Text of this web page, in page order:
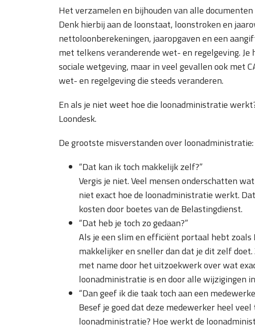
Het verzamelen en bijhouden van alle
Denk hierbij aan de loonstaat, loonstroken en
nettoloonberekeningen, jaaropgaven en een
met telkens veranderende wet- en regelgeving.
sociale wetgeving, maar in veel gevallen ook met
wet- en regelgeving die steeds veranderen.
En als je niet weet hoe die loonadministratie
Loondesk.
De grootste misverstanden over loonadministratie:
“Dat kan ik toch makkelijk zelf?”
Vergis je niet. Veel mensen onderschatten
niet exact hoe de loonadministratie werkt.
kosten door boetes van de Belastingdienst.
“Dat heb je toch zo gedaan?”
Als je een slim en efficiënt portaal hebt zoals
makkelijker en sneller dan dat je dit zelf
met name door het uitzoekwerk over wat
loonadministratie is en door alle wijzigingen
“Dan geef ik die taak toch aan een
Besef je goed dat deze medewerker heel
loonadministratie? Hoe werkt de